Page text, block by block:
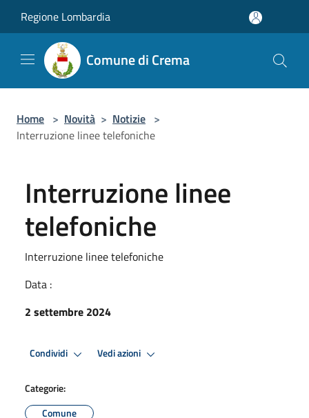
Regione Lombardia
Comune di Crema
Home > Novità > Notizie >
Interruzione linee telefoniche
Interruzione linee
telefoniche
Interruzione linee telefoniche
Data :
2 settembre 2024
Condividi Vedi azioni
Categorie:
Comune